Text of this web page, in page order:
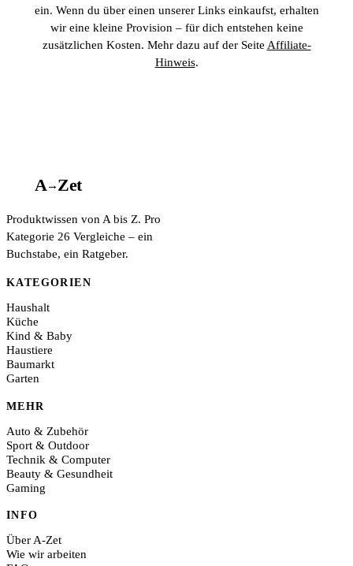
ein. Wenn du über einen unserer Links einkaufst, erhalten
wir eine kleine Provision – für dich entstehen keine
zusätzlichen Kosten. Mehr dazu auf der Seite Affiliate-
Hinweis.
A→Zet
Produktwissen von A bis Z. Pro
Kategorie 26 Vergleiche – ein
Buchstabe, ein Ratgeber.
KATEGORIEN
Haushalt
Küche
Kind & Baby
Haustiere
Baumarkt
Garten
MEHR
Auto & Zubehör
Sport & Outdoor
Technik & Computer
Beauty & Gesundheit
Gaming
INFO
Über A-Zet
Wie wir arbeiten